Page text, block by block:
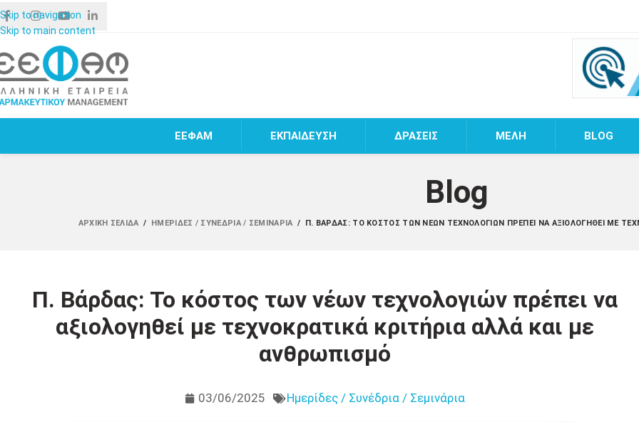
Skip to navigation
Skip to main content
ΕΕΦΑΜ ΕΚΠΑΙΔΕΥΣΗ ΔΡΑΣΕΙΣ MEΛΗ BLOG
Blog
ΑΡΧΙΚΉ ΣΕΛΊΔΑ / ΗΜΕΡΊΔΕΣ / ΣΥΝΈΔΡΙΑ / ΣΕΜΙΝΆΡΙΑ / Π. ΒΆΡΔΑΣ: ΤΟ ΚΌΣΤΟΣ ΤΩΝ ΝΈΩΝ ΤΕΧΝΟΛΟΓΙΏΝ ΠΡΈΠΕΙ ΝΑ ΑΞΙΟΛΟΓΗΘΕΊ ΜΕ
Π. Βάρδας: Το κόστος των νέων τεχνολογιών πρέπει να
αξιολογηθεί με τεχνοκρατικά κριτήρια αλλά και με
ανθρωπισμό
03/06/2025 Ημερίδες / Συνέδρια / Σεμινάρια